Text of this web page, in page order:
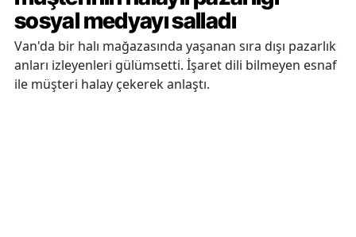
sosyal medyayı salladı
Van'da bir halı mağazasında yaşanan sıra dışı pazarlık
anları izleyenleri gülümsetti. İşaret dili bilmeyen esnaf
ile müşteri halay çekerek anlaştı.